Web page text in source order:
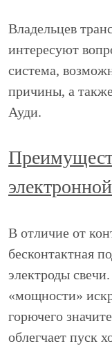
Владельцев
интересуют
система,
причины, а
Ауди.
В отличие от
бесконтактная
электроды
«мощности»
горючего
облегчает пуск